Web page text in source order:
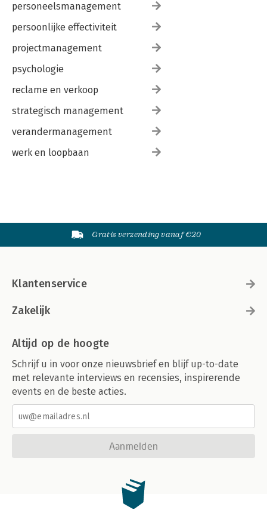
personeelsmanagement
persoonlijke effectiviteit
projectmanagement
psychologie
reclame en verkoop
strategisch management
verandermanagement
werk en loopbaan
Gratis verzending vanaf €20
Klantenservice
Zakelijk
Altijd op de hoogte
Schrijf u in voor onze nieuwsbrief en blijf up-to-date
met relevante interviews en recensies, inspirerende
events en de beste acties.
Aanmelden